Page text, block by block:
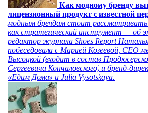
Как модному бренду
лицензионный продукт с известной
модным брендам стоит рассматривать
как стратегический инструмент — об
редактор журнала Shoes Report
побеседовала с Марией Козеевой, СЕО
Высоцкой (входит в состав
Сергеевича Кончаловского) и бренд-
«Едим Дома» и Julia Vysotskaya.